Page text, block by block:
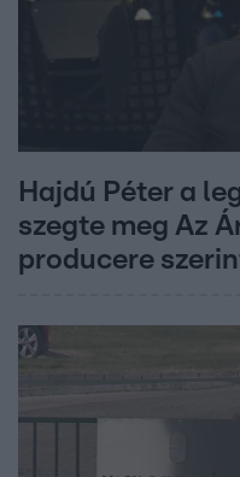
Hajdú Péter a
szegte meg Az
producere